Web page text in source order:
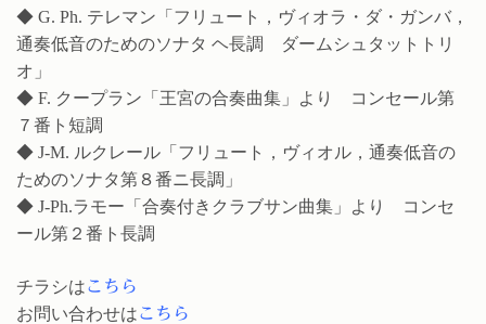
◆ G. Ph. テレマン「フリュート，ヴィオラ・ダ・ガンバ，
通奏低音のためのソナタ ヘ長調 ダームシュタットトリ
オ」
◆ F. クープラン「王宮の合奏曲集」より コンセール第
７番ト短調
◆ J-M. ルクレール「フリュート，ヴィオル，通奏低音の
ためのソナタ第８番ニ長調」
◆ J-Ph.ラモー「合奏付きクラブサン曲集」より コンセ
ール第２番ト長調
チラシはこちら
お問い合わせはこちら